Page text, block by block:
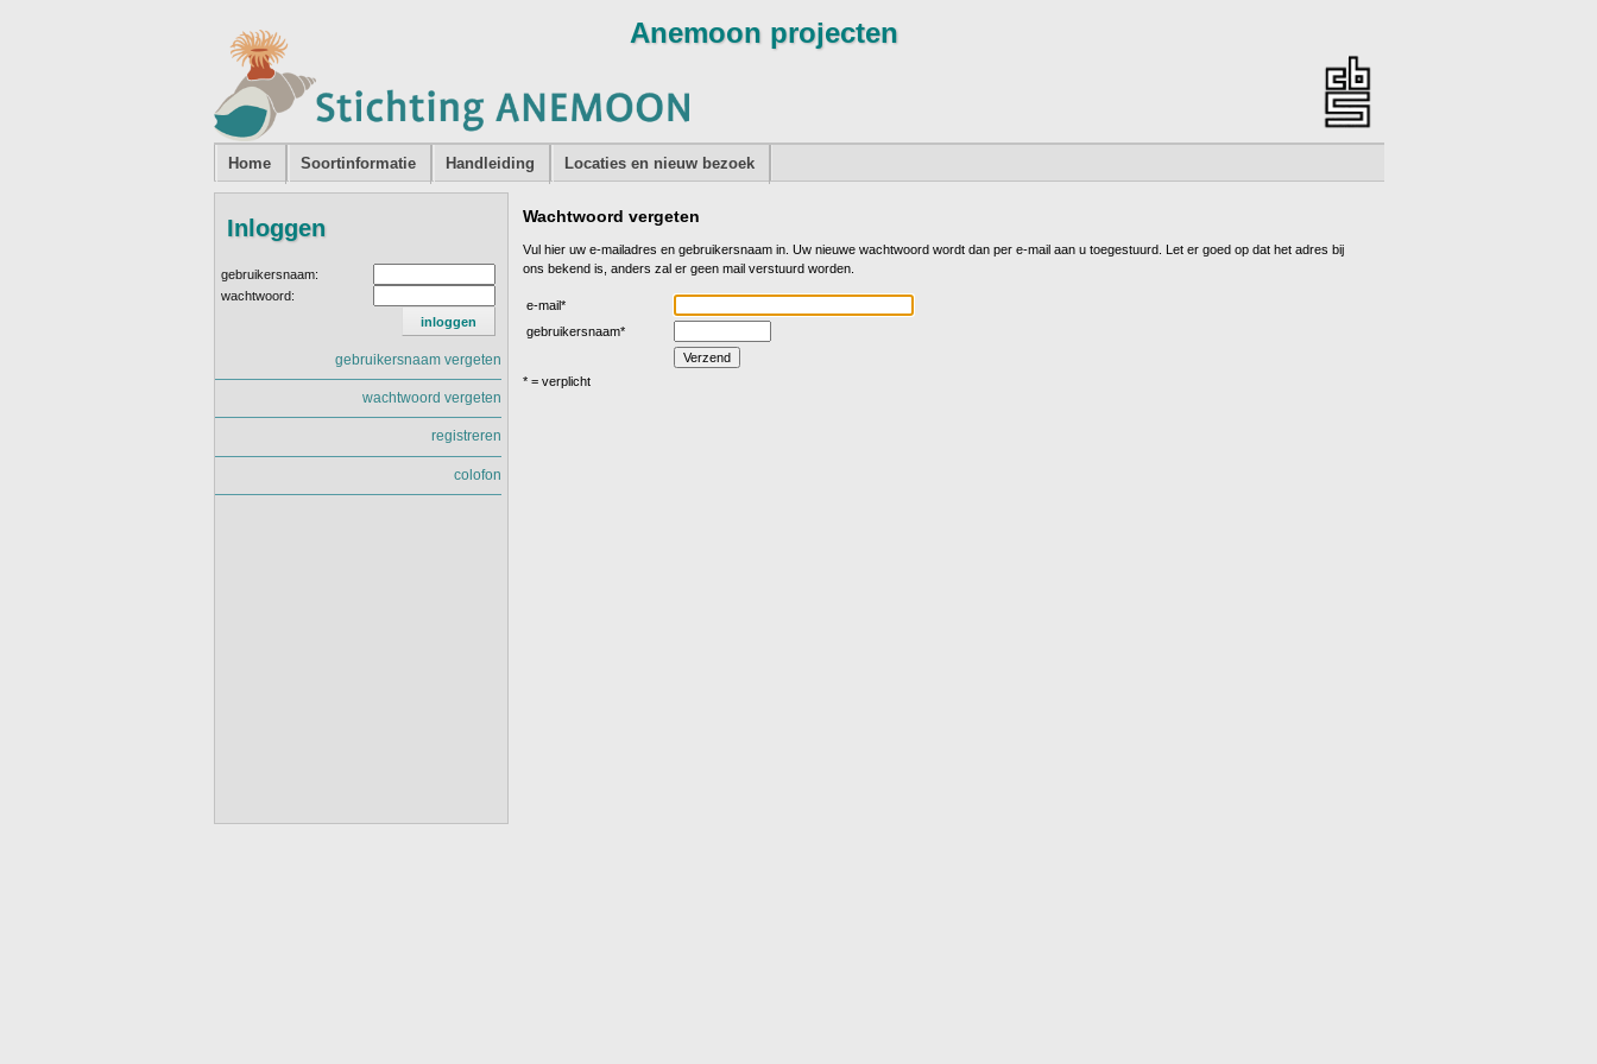
Home Soortinformatie Handleiding Locaties en nieuw bezoek
Inloggen
gebruikersnaam:
wachtwoord:
gebruikersnaam vergeten
wachtwoord vergeten
registreren
colofon
Wachtwoord vergeten
Vul hier uw e-mailadres en gebruikersnaam in. Uw nieuwe wachtwoord wordt dan per e-mail aan u toegestuurd. Let er goed op dat het adres bij
ons bekend is, anders zal er geen mail verstuurd worden.
e-mail*
gebruikersnaam*
* = verplicht